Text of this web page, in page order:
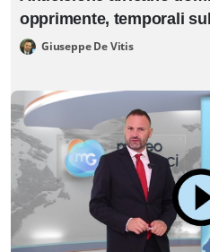
opprimente, temporali
Giuseppe De Vitis